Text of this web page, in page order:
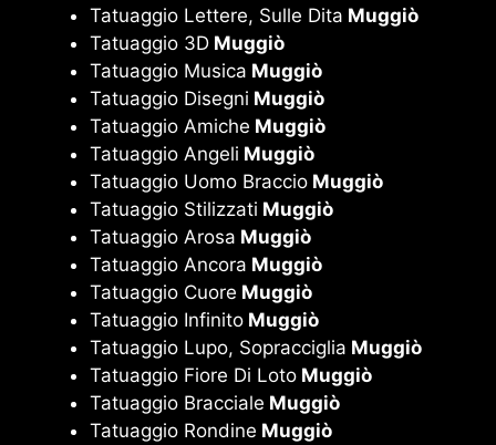
Tatuaggio Lettere, Sulle Dita Muggiò
Tatuaggio 3D Muggiò
Tatuaggio Musica Muggiò
Tatuaggio Disegni Muggiò
Tatuaggio Amiche Muggiò
Tatuaggio Angeli Muggiò
Tatuaggio Uomo Braccio Muggiò
Tatuaggio Stilizzati Muggiò
Tatuaggio Arosa Muggiò
Tatuaggio Ancora Muggiò
Tatuaggio Cuore Muggiò
Tatuaggio Infinito Muggiò
Tatuaggio Lupo, Sopracciglia Muggiò
Tatuaggio Fiore Di Loto Muggiò
Tatuaggio Bracciale Muggiò
Tatuaggio Rondine Muggiò